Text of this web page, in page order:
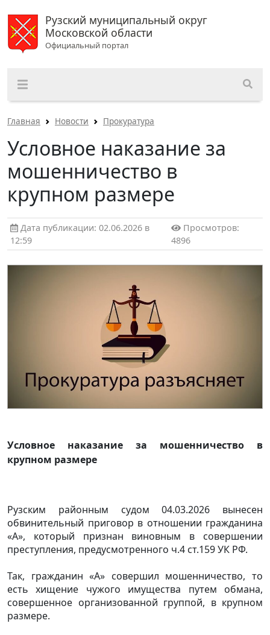
Рузский муниципальный округ
Московской области
Официальный портал
Главная Новости Прокуратура
Условное наказание за
мошенничество в
крупном размере
Дата публикации: 02.06.2026 в
12:59
Просмотров:
4896
Условное наказание за мошенничество в
крупном размере
Рузским районным судом 04.03.2026 вынесен
обвинительный приговор в отношении гражданина
«А», который признан виновным в совершении
преступления, предусмотренного ч.4 ст.159 УК РФ.
Так, гражданин «А» совершил мошенничество, то
есть хищение чужого имущества путем обмана,
совершенное организованной группой, в крупном
размере.